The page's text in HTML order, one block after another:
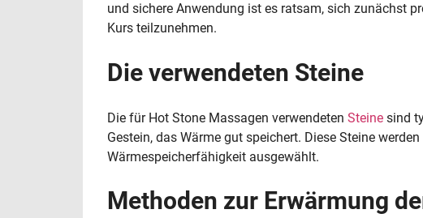
und sichere Anwendung ist es ratsam, sich zunächst
Kurs teilzunehmen.
Die verwendeten Steine
Die für Hot Stone Massagen verwendeten Steine sind
Gestein, das Wärme gut speichert. Diese Steine
Wärmespeicherfähigkeit ausgewählt.
Methoden zur Erwärmung